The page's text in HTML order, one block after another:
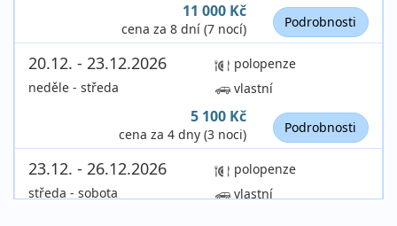
11 000 Kč
cena za 8 dní (7 nocí) Podrobnosti
20.12. - 23.12.2026
neděle - středa
polopenze
vlastní
5 100 Kč
cena za 4 dny (3 noci) Podrobnosti
23.12. - 26.12.2026
středa - sobota
polopenze
vlastní